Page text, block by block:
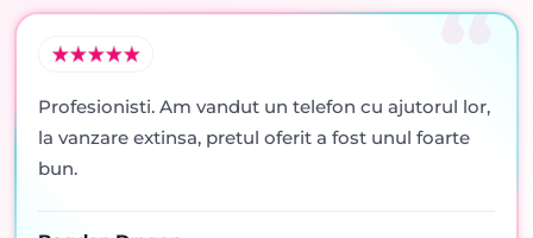
Profesionisti. Am vandut un telefon cu ajutorul lor,
la vanzare extinsa, pretul oferit a fost unul foarte
bun.